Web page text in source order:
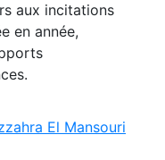
aux incitations
en année,
El Mansouri